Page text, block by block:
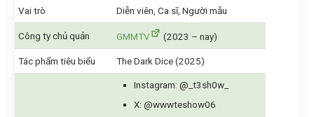
Vai trò Diễn viên, Ca sĩ, Người mẫu
Công ty chủ quản GMMTV (2023 – nay)
Tác phẩm tiêu biểu The Dark Dice (2025)
Instagram: @_t3sh0w_
X: @wwwteshow06